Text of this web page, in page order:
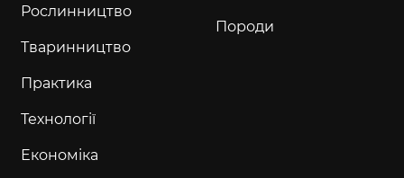
Рослинництво
Тваринництво
Практика
Технології
Економіка
Породи